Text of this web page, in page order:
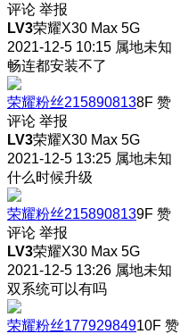
评论 举报
LV3荣耀X30 Max 5G
2021-12-5 10:15 属地未知
畅连都安装不了
荣耀粉丝2158908138F 赞
评论 举报
LV3荣耀X30 Max 5G
2021-12-5 13:25 属地未知
什么时候升级
荣耀粉丝2158908139F 赞
评论 举报
LV3荣耀X30 Max 5G
2021-12-5 13:26 属地未知
双系统可以有吗
荣耀粉丝17792984910F 赞